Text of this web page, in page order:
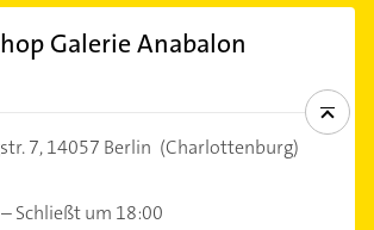
Galerie Anabalon
7,14057 Berlin (Charlottenburg)
–Schließt um 18:00